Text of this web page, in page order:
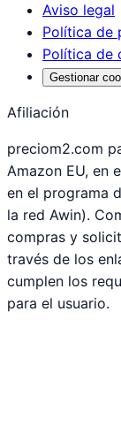
Aviso legal
Política de
Política de
Gestionar
Afiliación
preciom2.com
Amazon EU, en
en el programa
la red Awin).
compras y
través de los
cumplen los
para el usuario.